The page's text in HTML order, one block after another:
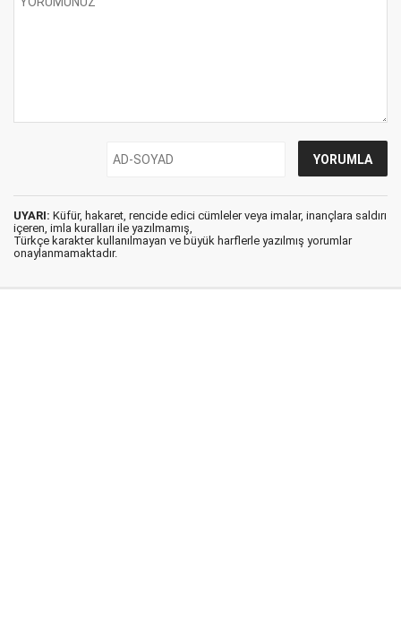
UYARI: Küfür, hakaret, rencide edici cümleler veya imalar, inançlara saldırı
içeren, imla kuralları ile yazılmamış,
Türkçe karakter kullanılmayan ve büyük harflerle yazılmış yorumlar
onaylanmamaktadır.